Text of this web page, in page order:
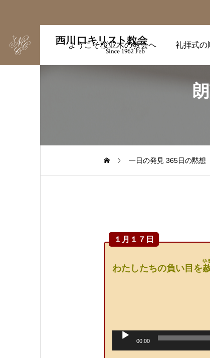
ようこそ桜並木の教会へ 礼拝式の
一日の発見 365日の黙想
１月１７日
わたしたちの負い目を
ゆ
プ
00:00